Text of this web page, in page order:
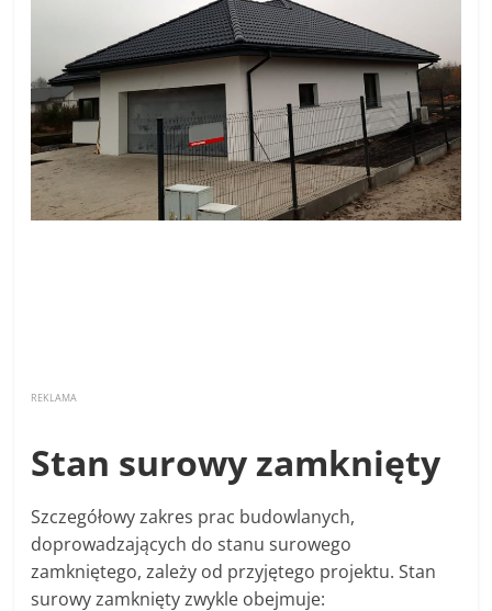
REKLAMA
Stan surowy zamknięty
Szczegółowy zakres prac budowlanych,
doprowadzających do stanu surowego
zamkniętego, zależy od przyjętego projektu. Stan
surowy zamknięty zwykle obejmuje: